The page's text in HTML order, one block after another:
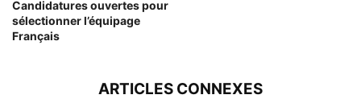
Candidatures ouvertes pour
sélectionner l’équipage
Français
ARTICLES CONNEXES